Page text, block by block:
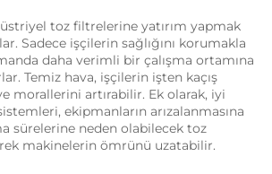
toz filtrelerine yatırım yapmak
Sadece işçilerin sağlığını korumakla
daha verimli bir çalışma ortamına
Temiz hava, işçilerin işten kaçış
morallerini artırabilir. Ek olarak, iyi
ekipmanların arızalanmasına
sürelerine neden olabilecek toz
makinelerin ömrünü uzatabilir.